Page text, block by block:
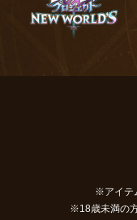
アイテ
18歳未満の